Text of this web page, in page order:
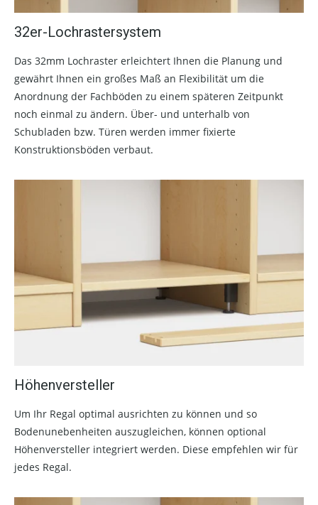
32er-Lochrastersystem
Das 32mm Lochraster erleichtert Ihnen die Planung und
gewährt Ihnen ein großes Maß an Flexibilität um die
Anordnung der Fachböden zu einem späteren Zeitpunkt
noch einmal zu ändern. Über- und unterhalb von
Schubladen bzw. Türen werden immer fixierte
Konstruktionsböden verbaut.
Höhenversteller
Um Ihr Regal optimal ausrichten zu können und so
Bodenunebenheiten auszugleichen, können optional
Höhenversteller integriert werden. Diese empfehlen wir für
jedes Regal.